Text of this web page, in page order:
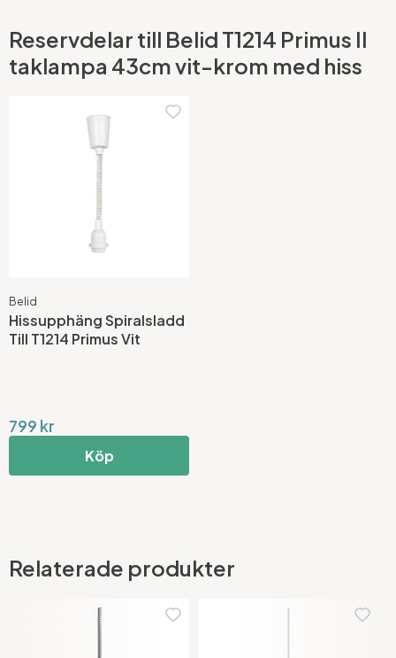
Reservdelar till Belid T1214 Primus II
taklampa 43cm vit-krom med hiss
Belid
Hissupphäng Spiralsladd
Till T1214 Primus Vit
799 kr
Köp
Relaterade produkter